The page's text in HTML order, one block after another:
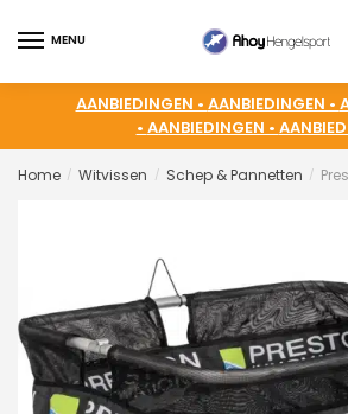
MENU
AANBIEDINGEN • AANBIEDINGEN •
• AANBIEDINGEN •
Home / Witvissen / Schep & Pannetten /